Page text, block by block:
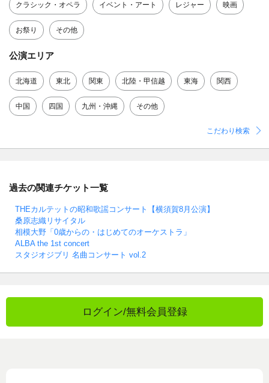
クラシック・オペラ イベント・アート レジャー 映画
お祭り その他
公演エリア
北海道 東北 関東 北陸・甲信越 東海 関西
中国 四国 九州・沖縄 その他
こだわり検索
過去の関連チケット一覧
THEカルテットの昭和歌謡コンサート【横須賀8月公演】
桑原志織リサイタル
相模大野「0歳からの・はじめてのオーケストラ」
ALBA the 1st concert
スタジオジブリ 名曲コンサート vol.2
ログイン/無料会員登録